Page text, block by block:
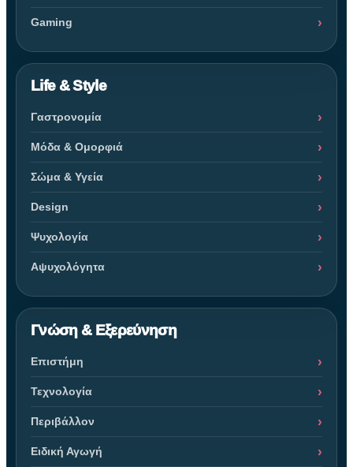
Gaming
Life & Style
Γαστρονομία
Μόδα & Ομορφιά
Σώμα & Υγεία
Design
Ψυχολογία
Αψυχολόγητα
Γνώση & Εξερεύνηση
Επιστήμη
Τεχνολογία
Περιβάλλον
Ειδική Αγωγή